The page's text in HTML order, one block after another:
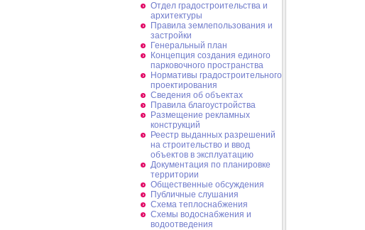
Отдел градостроительства и
архитектуры
Правила землепользования и
застройки
Генеральный план
Концепция создания единого
парковочного пространства
Нормативы градостроительного
проектирования
Сведения об объектах
Правила благоустройства
Размещение рекламных
конструкций
Реестр выданных разрешений
на строительство и ввод
объектов в эксплуатацию
Документация по планировке
территории
Общественные обсуждения
Публичные слушания
Схема теплоснабжения
Схемы водоснабжения и
водоотведения